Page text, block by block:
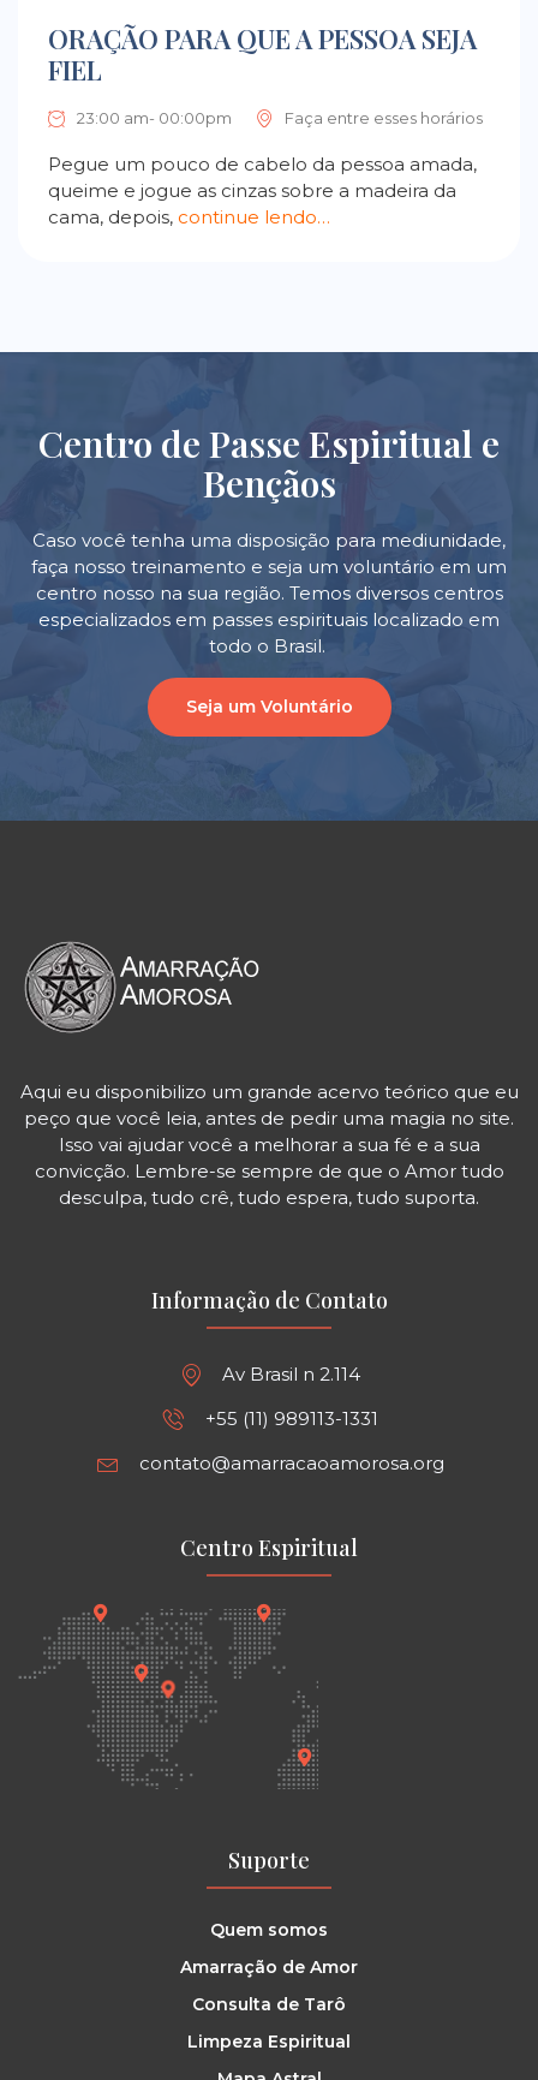
ORAÇÃO PARA QUE A PESSOA SEJA
FIEL
23:00 am- 00:00pm Faça entre esses horários
Pegue um pouco de cabelo da pessoa amada,
queime e jogue as cinzas sobre a madeira da
cama, depois, continue lendo…
Centro de Passe Espiritual e
Bençãos
Caso você tenha uma disposição para mediunidade,
faça nosso treinamento e seja um voluntário em um
centro nosso na sua região. Temos diversos centros
especializados em passes espirituais localizado em
todo o Brasil.
Seja um Voluntário
Aqui eu disponibilizo um grande acervo teórico que eu
peço que você leia, antes de pedir uma magia no site.
Isso vai ajudar você a melhorar a sua fé e a sua
convicção. Lembre-se sempre de que o Amor tudo
desculpa, tudo crê, tudo espera, tudo suporta.
Informação de Contato
Av Brasil n 2.114
+55 (11) 989113-1331
contato@amarracaoamorosa.org
Centro Espiritual
Suporte
Quem somos
Amarração de Amor
Consulta de Tarô
Limpeza Espiritual